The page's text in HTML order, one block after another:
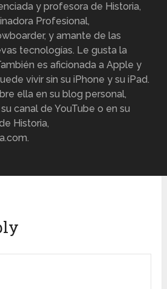
y profesora de Historia,
Profesional,
y amante de las
tecnologías. Le gusta la
es aficionada a Apple y
vivir sin su iPhone y su iPad.
ella en su blog personal,
canal de YouTube o en su
Historia,